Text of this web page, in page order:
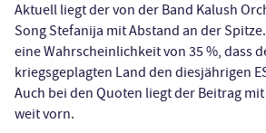
Aktuell liegt der von der Band Kalush
Song Stefanija mit Abstand an der
eine Wahrscheinlichkeit von 35 %, dass
kriegsgeplagten Land den diesjährigen
Auch bei den Quoten liegt der Beitrag
weit vorn.